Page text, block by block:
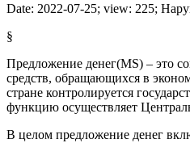
Date: 2022-07-25; view: 225;
§
Предложение денег(МS) – это
средств, обращающихся в
стране контролируется
функцию осуществляет
В целом предложение денег